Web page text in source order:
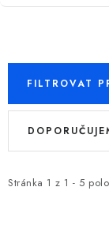
FILTROVAT
V
i
Stránka 1 z 1 - 5
Ř
e